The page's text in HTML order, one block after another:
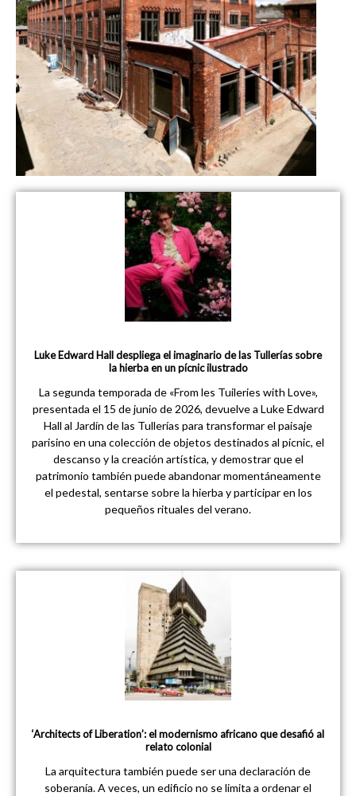
Luke Edward Hall despliega el imaginario de las Tullerías sobre
la hierba en un pícnic ilustrado
La segunda temporada de «From les Tuileries with Love»,
presentada el 15 de junio de 2026, devuelve a Luke Edward
Hall al Jardín de las Tullerías para transformar el paisaje
parisino en una colección de objetos destinados al pícnic, el
descanso y la creación artística, y demostrar que el
patrimonio también puede abandonar momentáneamente
el pedestal, sentarse sobre la hierba y participar en los
pequeños rituales del verano.
‘Architects of Liberation’: el modernismo africano que desafió al
relato colonial
La arquitectura también puede ser una declaración de
soberanía. A veces, un edificio no se limita a ordenar el